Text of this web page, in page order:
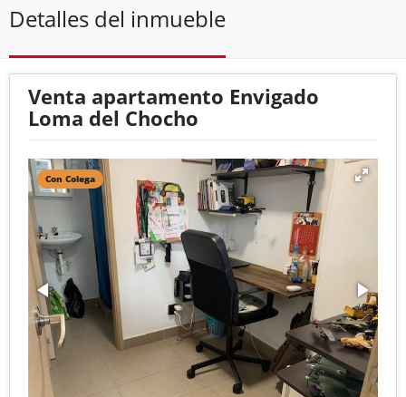
Detalles del inmueble
Venta apartamento Envigado
Loma del Chocho
Con Colega